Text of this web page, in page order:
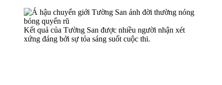
Kết quả của Tường San được nhiều người nhận xét
xứng đáng bởi sự tỏa sáng suốt cuộc thi.